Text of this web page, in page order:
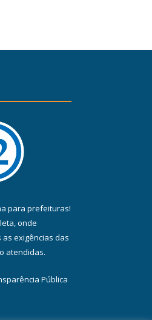
para prefeituras!
onde
exigências das
atendidas.
Pública